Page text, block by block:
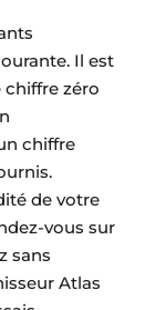
Il est
zéro
chiffre
de votre
vous sur
sans
Atlas